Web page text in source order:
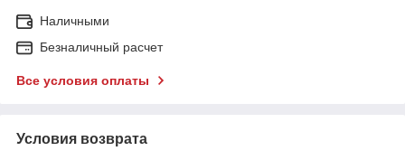
Наличными
Безналичный расчет
Все условия оплаты
Условия возврата